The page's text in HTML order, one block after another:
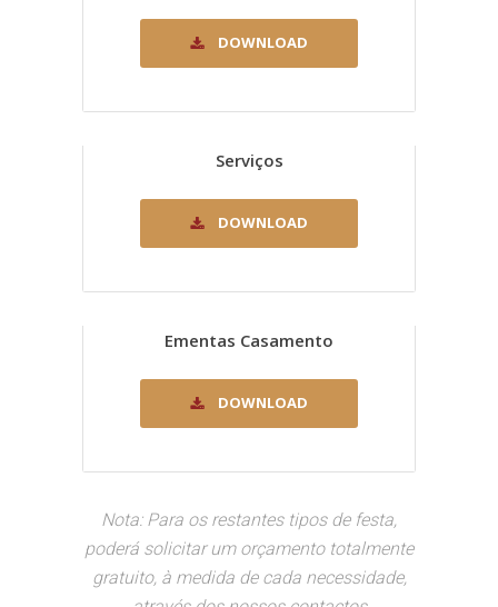
DOWNLOAD
Serviços
DOWNLOAD
Ementas Casamento
DOWNLOAD
Nota: Para os restantes tipos de festa,
poderá solicitar um orçamento totalmente
gratuito, à medida de cada necessidade,